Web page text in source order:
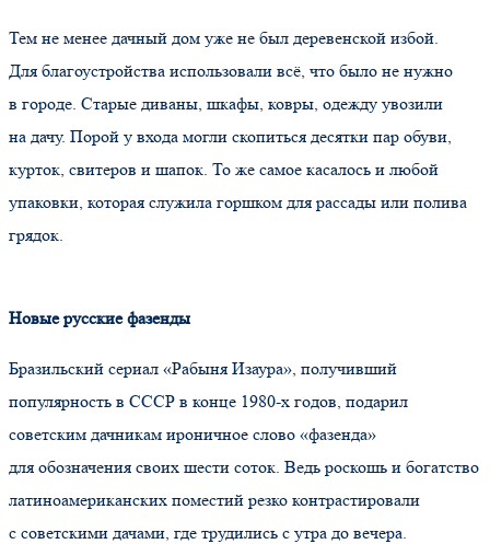
Тем не менее дачный дом уже не был деревенской избой.
Для благоустройства использовали всё, что было не нужно
в городе. Старые диваны, шкафы, ковры, одежду увозили
на дачу. Порой у входа могли скопиться десятки пар обуви,
курток, свитеров и шапок. То же самое касалось и любой
упаковки, которая служила горшком для рассады или полива
грядок.
Новые русские фазенды
Бразильский сериал «Рабыня Изаура», получивший
популярность в СССР в конце 1980-х годов, подарил
советским дачникам ироничное слово «фазенда»
для обозначения своих шести соток. Ведь роскошь и богатство
латиноамериканских поместий резко контрастировали
с советскими дачами, где трудились с утра до вечера.